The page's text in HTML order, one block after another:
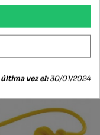
1,34 € 1,14 €
vez el:30/01/2024